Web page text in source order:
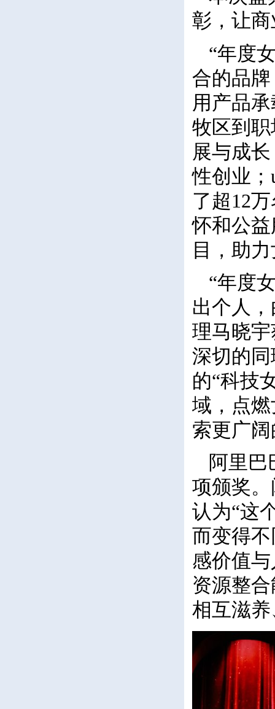
彰，让
“年度
合的品
用产品
牧区到
展与成
性创业；
了超12
怀和公益
目，助
“年度
出个人
理马晓
深切的
的“科技
域，点
索更广
阿里
项颁奖
认为“这
而变得
感价值
资源整
相互滋